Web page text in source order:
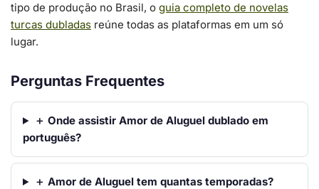
tipo de produção no Brasil, o guia completo de novelas
turcas dubladas reúne todas as plataformas em um só
lugar.
Perguntas Frequentes
＋ Onde assistir Amor de Aluguel dublado em
português?
＋ Amor de Aluguel tem quantas temporadas?